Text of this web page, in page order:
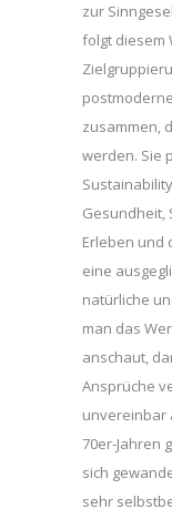
zur
folgt diesem
zusammen,
werden. Sie
Gesundheit,
Erleben und
eine
natürliche
man das
anschaut,
Ansprüche
unvereinbar
70er-Jahren
sich
sehr